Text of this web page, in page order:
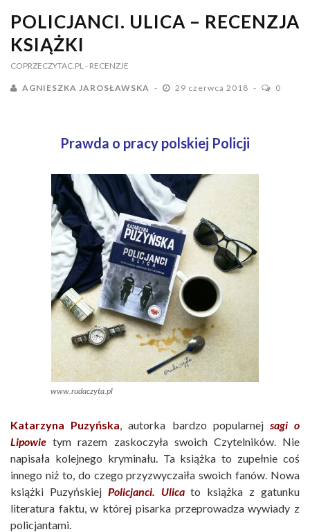
POLICJANCI. ULICA – RECENZJA
KSIĄŻKI
COPRZECZYTAC.PL - RECENZJE
AGNIESZKA JAROSŁAWSKA 29 czerwca 2018 0
Prawda o pracy polskiej Policji
www.rudaczyta.pl
Katarzyna Puzyńska, autorka bardzo popularnej sagi o
Lipowie tym razem zaskoczyła swoich Czytelników. Nie
napisała kolejnego kryminału. Ta książka to zupełnie coś
innego niż to, do czego przyzwyczaiła swoich fanów. Nowa
książki Puzyńskiej Policjanci. Ulicato książka z gatunku
literatura faktu, w której pisarka przeprowadza wywiady z
policjantami.